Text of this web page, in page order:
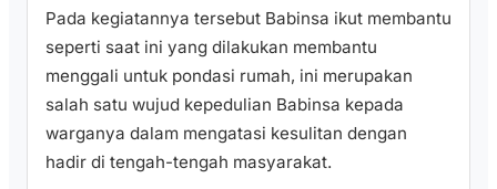
Pada kegiatannya tersebut Babinsa ikut membantu
seperti saat ini yang dilakukan membantu
menggali untuk pondasi rumah, ini merupakan
salah satu wujud kepedulian Babinsa kepada
warganya dalam mengatasi kesulitan dengan
hadir di tengah-tengah masyarakat.